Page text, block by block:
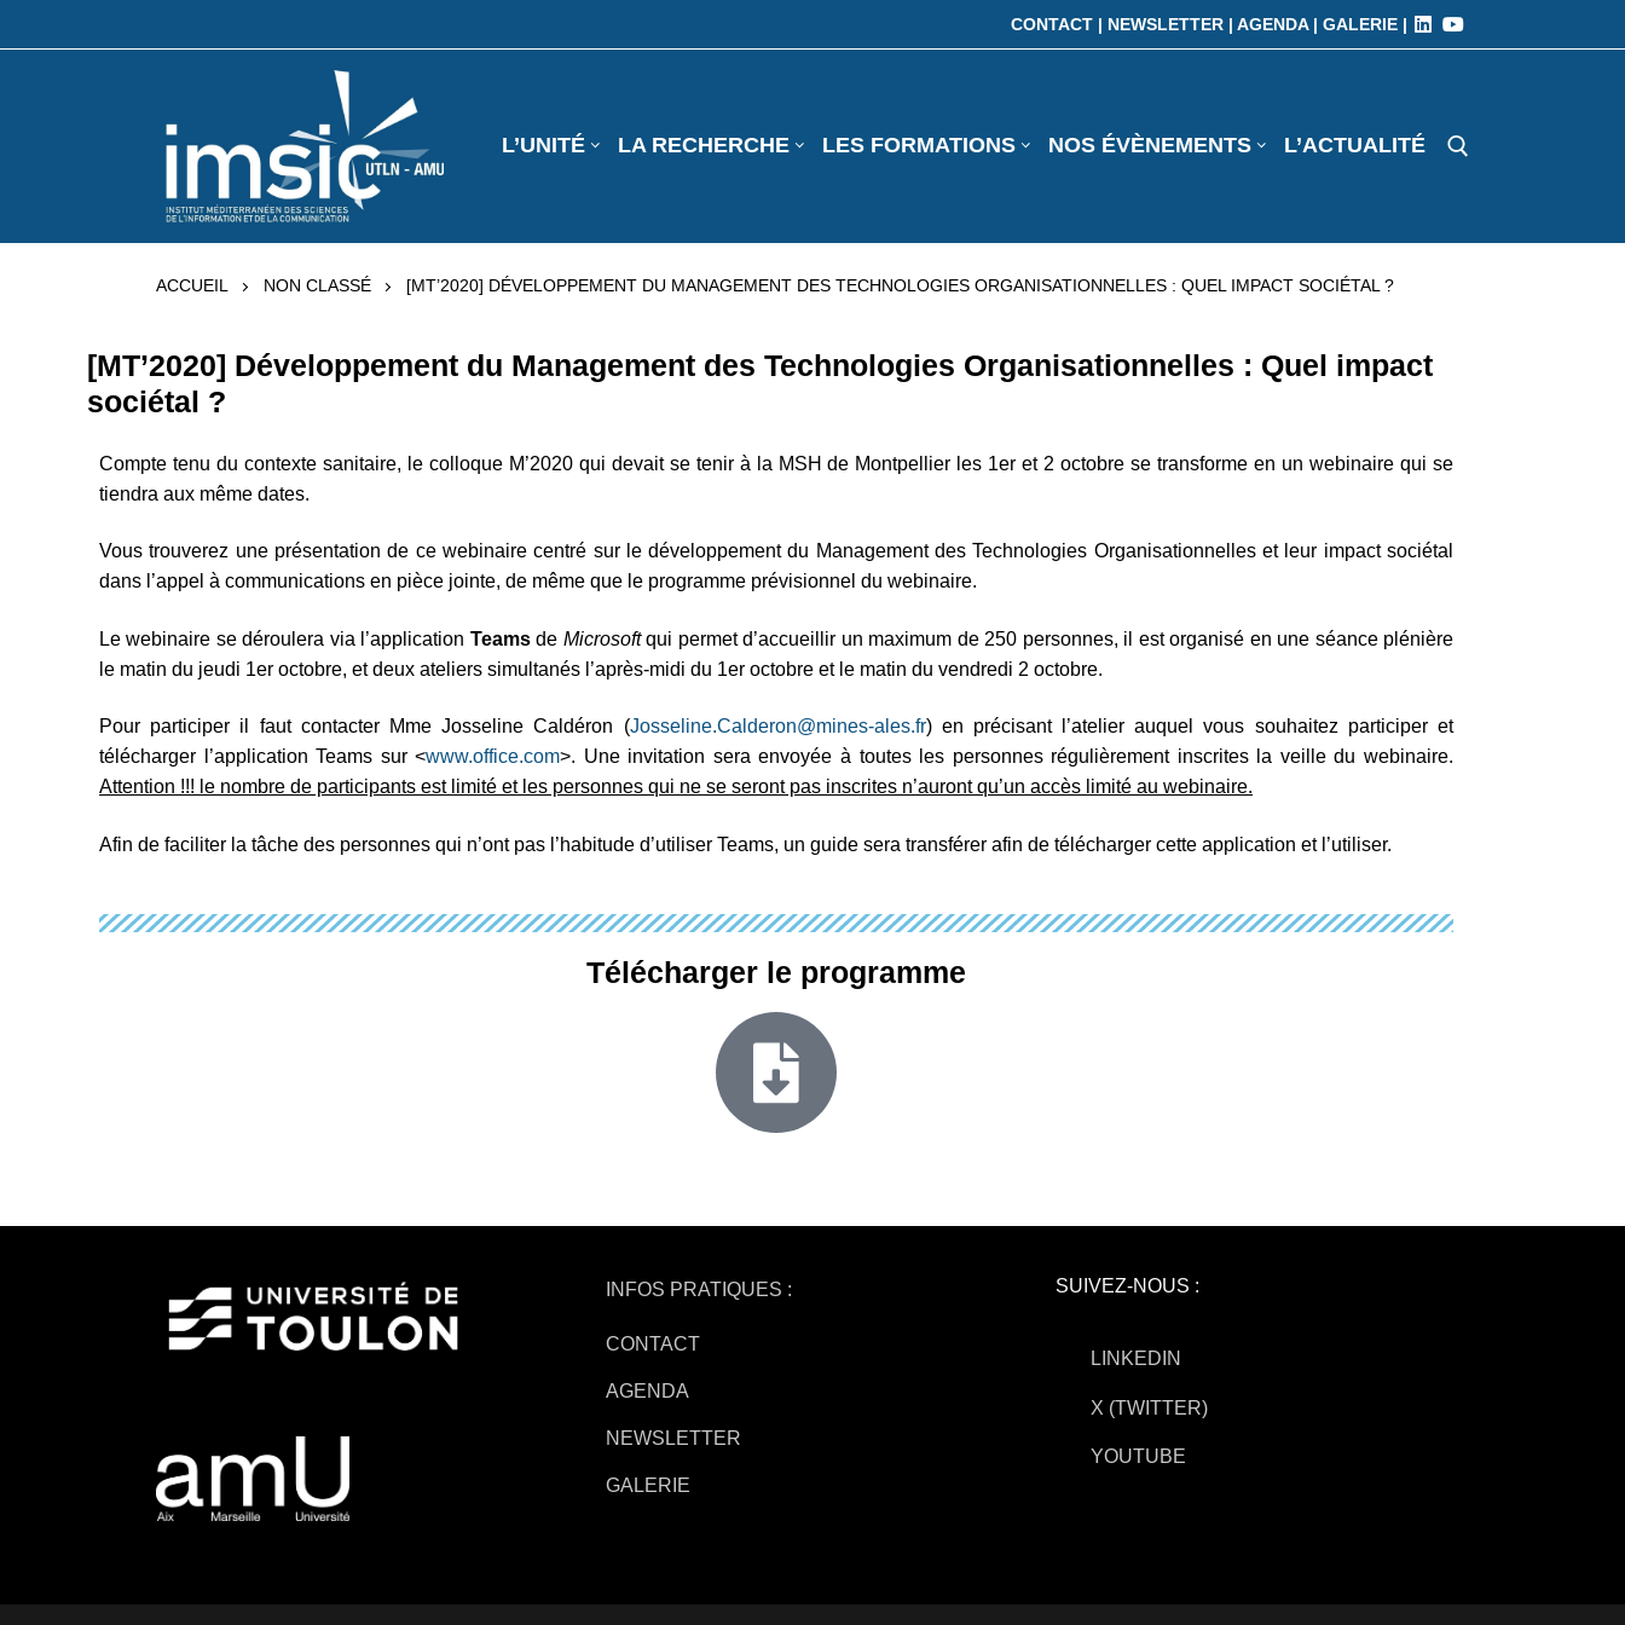
CONTACT | NEWSLETTER | AGENDA | GALERIE |
L’UNITÉ LA RECHERCHE LES FORMATIONS NOS ÉVÈNEMENTS L’ACTUALITÉ
ACCUEIL NON CLASSÉ [MT’2020] DÉVELOPPEMENT DU MANAGEMENT DES TECHNOLOGIES ORGANISATIONNELLES : QUEL IMPACT SOCIÉTAL ?
[MT’2020] Développement du Management des Technologies Organisationnelles : Quel impact
sociétal ?
Compte tenu du contexte sanitaire, le colloque M’2020 qui devait se tenir à la MSH de Montpellier les 1er et 2 octobre se transforme en un webinaire qui se
tiendra aux même dates.
Vous trouverez une présentation de ce webinaire centré sur le développement du Management des Technologies Organisationnelles et leur impact sociétal
dans l’appel à communications en pièce jointe, de même que le programme prévisionnel du webinaire.
Le webinaire se déroulera via l’application Teamsde Microsoftqui permet d’accueillir un maximum de 250 personnes, il est organisé en une séance plénière
le matin du jeudi 1er octobre, et deux ateliers simultanés l’après-midi du 1er octobre et le matin du vendredi 2 octobre.
Pour participer il faut contacter Mme Josseline Caldéron (Josseline.Calderon@mines-ales.fr) en précisant l’atelier auquel vous souhaitez participer et
télécharger l’application Teams sur <www.office.com>. Une invitation sera envoyée à toutes les personnes régulièrement inscrites la veille du webinaire.
Attention !!! le nombre de participants est limité et les personnes qui ne se seront pas inscrites n’auront qu’un accès limité au webinaire.
Afin de faciliter la tâche des personnes qui n’ont pas l’habitude d’utiliser Teams, un guide sera transférer afin de télécharger cette application et l’utiliser.
Télécharger le programme
INFOS PRATIQUES :
CONTACT
AGENDA
NEWSLETTER
GALERIE
SUIVEZ-NOUS :
LINKEDIN
X (TWITTER)
YOUTUBE